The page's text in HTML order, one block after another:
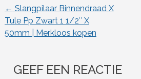
Berichtnavigatie
← Slangpilaar Binnendraad X
Tule Pp Zwart 1 1/2″ X
50mm | Merkloos kopen
GEEF EEN REACTIE